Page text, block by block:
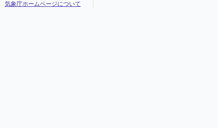
気象庁ホームページについて